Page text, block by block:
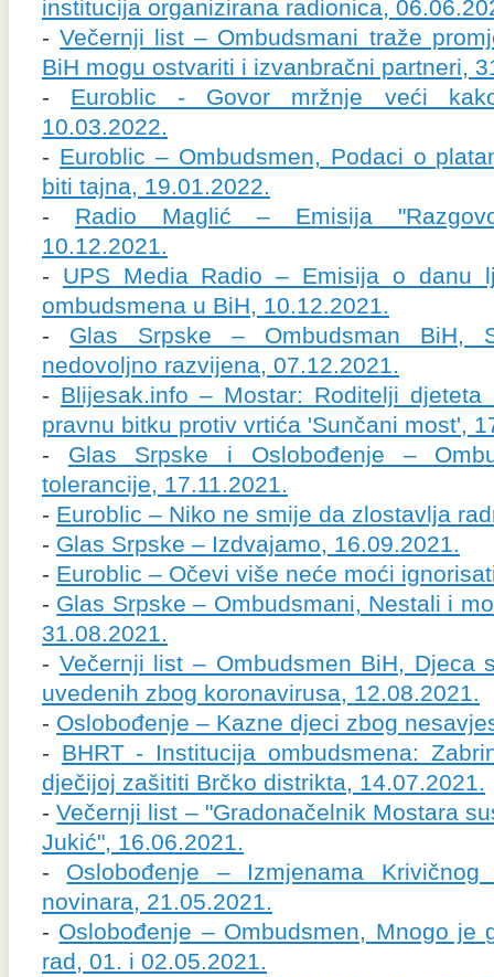
institucija organizirana radionica,
-Večernji list – Ombudsmani traže
BiH mogu ostvariti i izvanbračni partneri,
- Euroblic - Govor mržnje veći
10.03.2022.
- Euroblic – Ombudsmen, Podaci o
biti tajna, 19.01.2022.
- Radio Maglić – Emisija
10.12.2021.
- UPS Media Radio – Emisija o danu
ombudsmena u BiH, 10.12.2021.
- Glas Srpske – Ombudsman BiH,
nedovoljno razvijena, 07.12.2021.
- Blijesak.info – Mostar: Roditelji
pravnu bitku protiv vrtića 'Sunčani most',
- Glas Srpske i Oslobođenje –
tolerancije, 17.11.2021.
- Euroblic – Niko ne smije da zlostavlja
- Glas Srpske – Izdvajamo, 16.09.2021.
- Euroblic – Očevi više neće moći
- Glas Srpske – Ombudsmani, Nestali i
31.08.2021.
- Večernji list – Ombudsmen BiH, Djeca
uvedenih zbog koronavirusa, 12.08.2021.
- Oslobođenje – Kazne djeci zbog
- BHRT - Institucija ombudsmena:
dječijoj zašititi Brčko distrikta, 14.07.2021.
-Večernji list – "Gradonačelnik Mostara
Jukić", 16.06.2021.
- Oslobođenje – Izmjenama
novinara, 21.05.2021.
- Oslobođenje – Ombudsmen, Mnogo je
rad, 01. i 02.05.2021.